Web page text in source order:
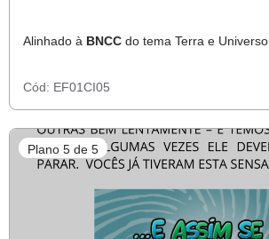
Alinhado à BNCC do tema Terra e Universo.
Cód: EF01CI05
Plano 5 de 5